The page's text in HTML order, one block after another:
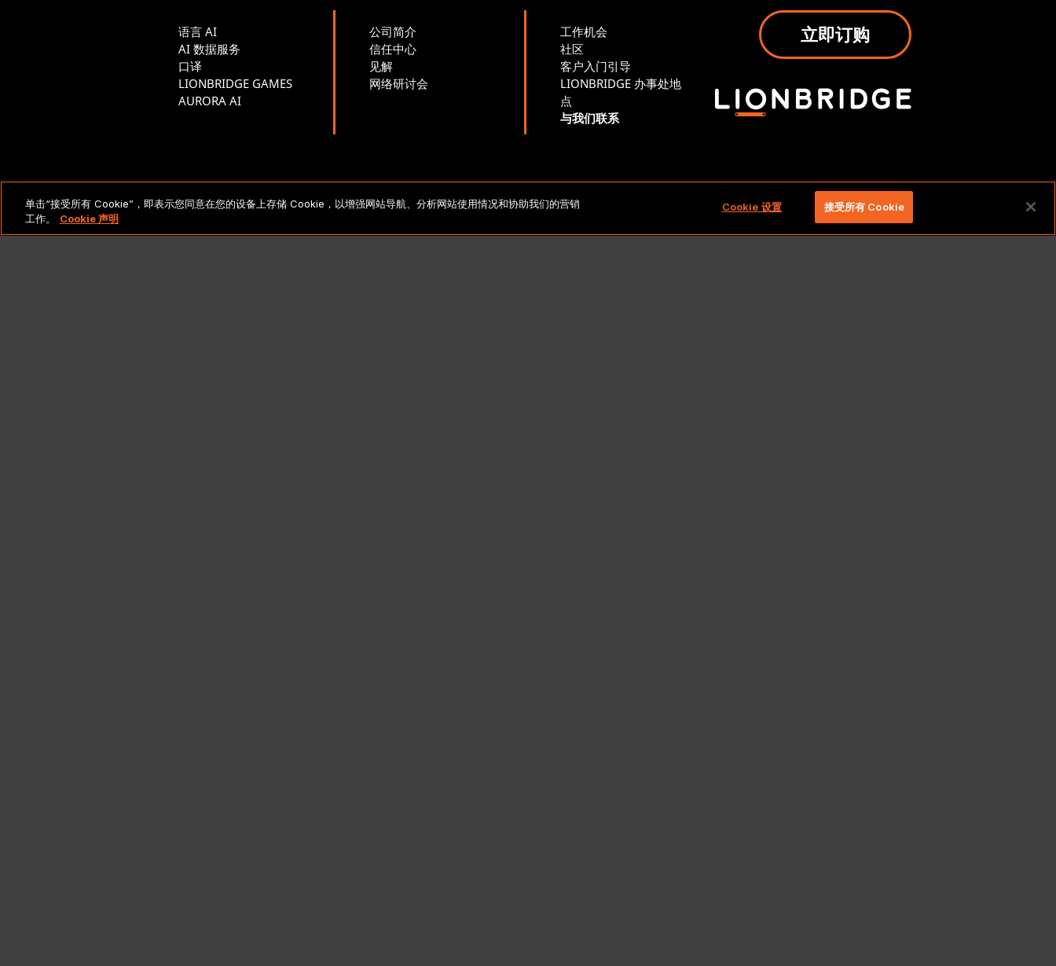
语言 AI
AI 数据服务
口译
LIONBRIDGE GAMES
AURORA AI
公司简介
信任中心
见解
网络研讨会
工作机会
社区
客户入门引导
LIONBRIDGE 办事处地
点
与我们联系
立即订购
法律声明和政策 版权所有 2026 北京莱博智环球科技有限公司。保留所有权利。
单击“接受所有 Cookie”，即表示您同意在您的设备上存储 Cookie，以增强网站导航、分析网站使用情况和协助我们的营销
工作。
Cookie 声明
Cookie 设置 接受所有 Cookie